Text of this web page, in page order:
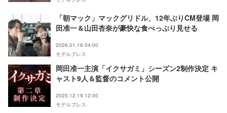
「朝マック」マックグリドル、12年ぶりCM登場 岡
田准一＆山田杏奈が豪快な食べっぷり見せる
2026.01.16 04:00
モデルプレス
岡田准一主演「イクサガミ」シーズン2制作決定 キ
ャスト9人＆監督のコメント公開
2025.12.19 12:00
モデルプレス